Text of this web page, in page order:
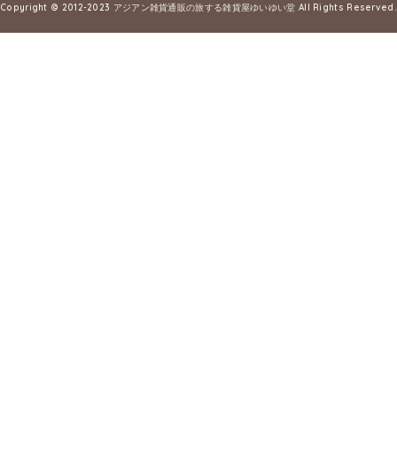
Copyright © 2012-2023 アジアン雑貨通販の旅する雑貨屋ゆいゆい堂 All Rights Reserved.